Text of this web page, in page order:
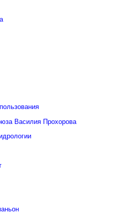
Василия Прохорова